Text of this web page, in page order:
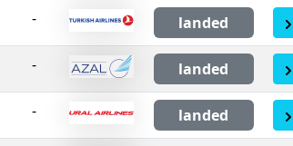
- landed
- landed
- landed